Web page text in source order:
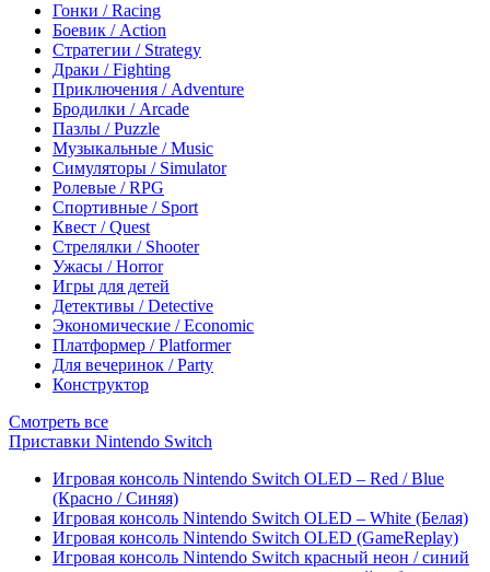
Гонки / Racing
Боевик / Action
Стратегии / Strategy
Драки / Fighting
Приключения / Adventure
Бродилки / Arcade
Пазлы / Puzzle
Музыкальные / Music
Симуляторы / Simulator
Ролевые / RPG
Спортивные / Sport
Квест / Quest
Стрелялки / Shooter
Ужасы / Horror
Игры для детей
Детективы / Detective
Экономические / Economic
Платформер / Platformer
Для вечеринок / Party
Конструктор
Смотреть все
Приставки Nintendo Switch
Игровая консоль Nintendo Switch OLED – Red / Blue
(Красно / Синяя)
Игровая консоль Nintendo Switch OLED – White (Белая)
Игровая консоль Nintendo Switch OLED (GameReplay)
Игровая консоль Nintendo Switch красный неон / синий